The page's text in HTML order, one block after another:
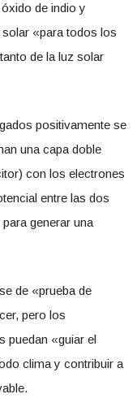
de indio y
«para todos los
de la luz solar
positivamente se
una capa doble
con los electrones
entre las dos
generar una
de «prueba de
pero los
puedan «guiar el
clima y contribuir a